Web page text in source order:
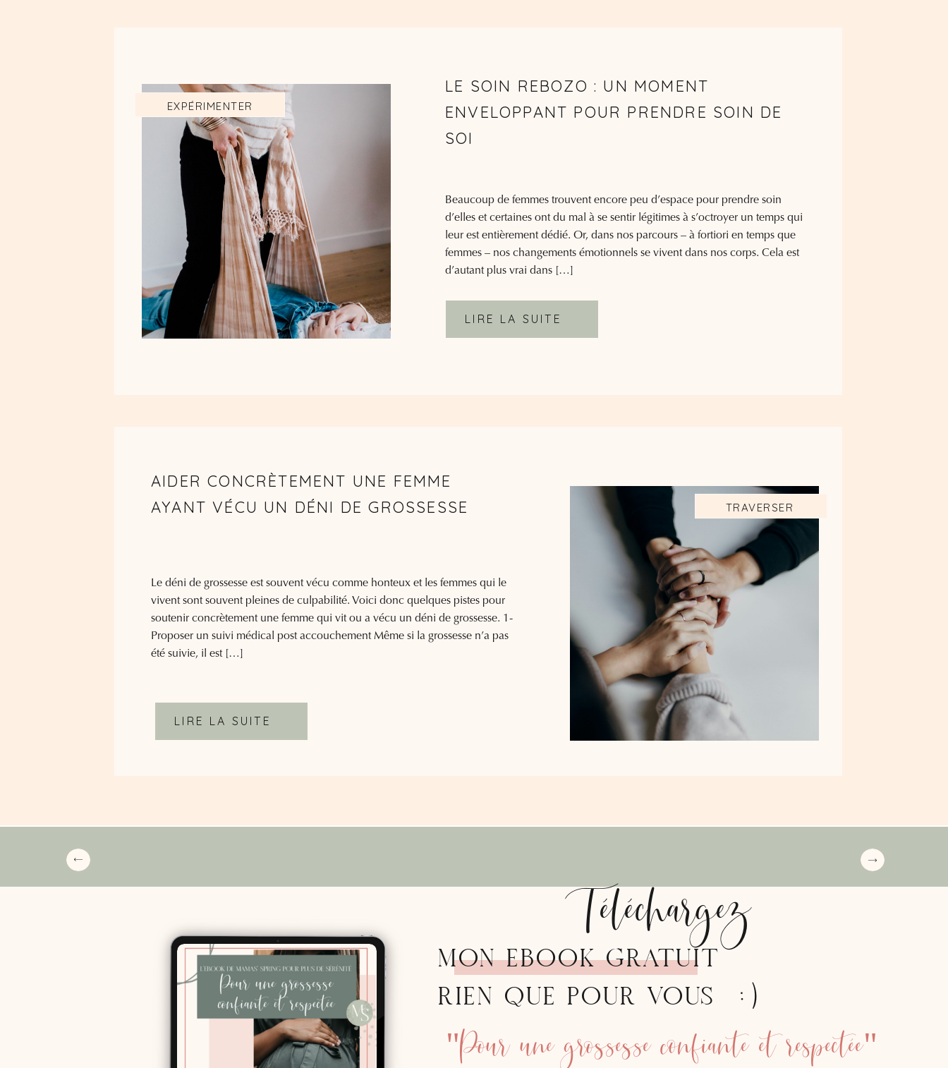
Beaucoup de femmes trouvent encore peu d’espace pour prendre soin
d’elles et certaines ont du mal à se sentir légitimes à s’octroyer un temps qui
leur est entièrement dédié. Or, dans nos parcours – à fortiori en temps que
femmes – nos changements émotionnels se vivent dans nos corps. Cela est
d’autant plus vrai dans […]
LIRE LA SUITE
LE SOIN REBOZO : UN MOMENT
ENVELOPPANT POUR PRENDRE SOIN DE
SOI
EXPÉRIMENTER
Le déni de grossesse est souvent vécu comme honteux et les femmes qui le
vivent sont souvent pleines de culpabilité. Voici donc quelques pistes pour
soutenir concrètement une femme qui vit ou a vécu un déni de grossesse. 1-
Proposer un suivi médical post accouchement Même si la grossesse n’a pas
été suivie, il est […]
LIRE LA SUITE
AIDER CONCRÈTEMENT UNE FEMME
AYANT VÉCU UN DÉNI DE GROSSESSE
TRAVERSER
MON EBOOK GRATUIT
RIEN QUE POUR VOUS
:)
"Pour une grossesse confiante et respectée"
Téléchargez